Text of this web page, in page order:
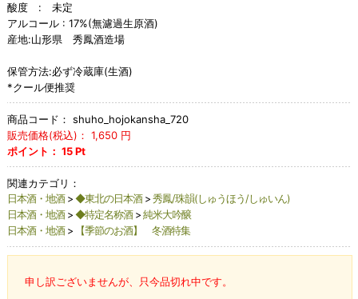
酸度 : 未定
アルコール : 17%(無濾過生原酒)
産地:山形県 秀鳳酒造場
保管方法:必ず冷蔵庫(生酒)
*クール便推奨
商品コード： shuho_hojokansha_720
販売価格(税込)： 1,650円
ポイント： 15Pt
関連カテゴリ：
日本酒・地酒> ◆東北の日本酒> 秀鳳/珠韻(しゅうほう/しゅいん)
日本酒・地酒> ◆特定名称酒> 純米大吟醸
日本酒・地酒> 【季節のお酒】 冬酒特集
申し訳ございませんが、只今品切れ中です。